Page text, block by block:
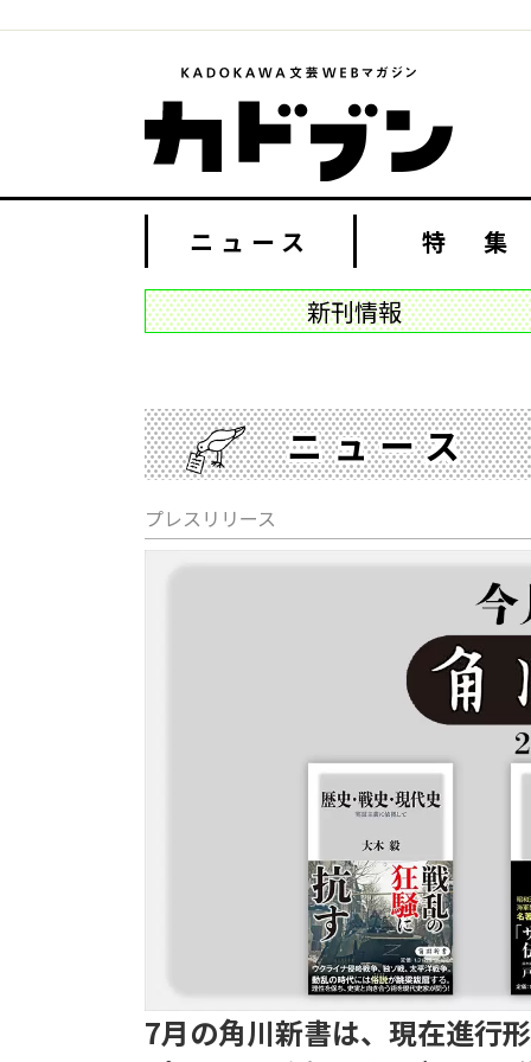
ニュース 特 集
新刊情報
ニュース
プレスリリース
7月の角川新書は、現在進行